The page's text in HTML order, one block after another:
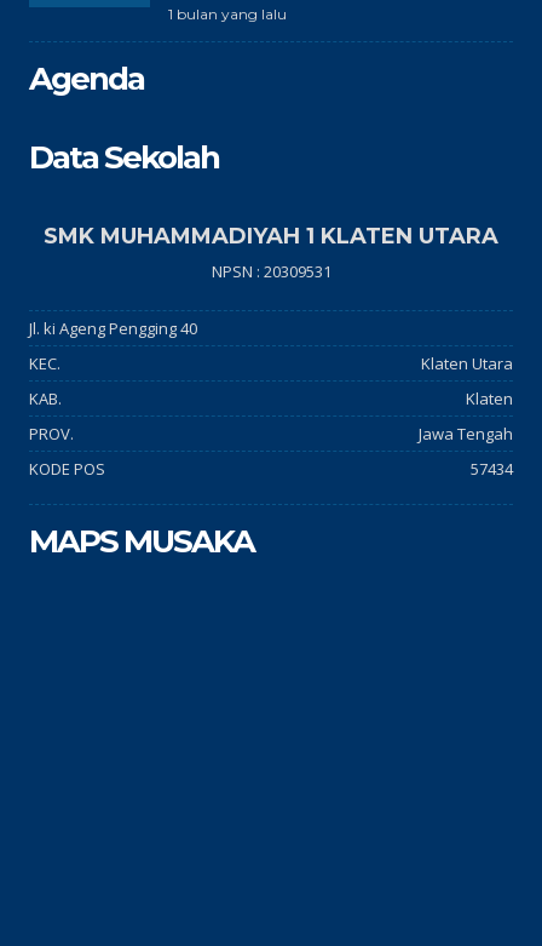
1 bulan yang lalu
Agenda
Data Sekolah
SMK MUHAMMADIYAH 1 KLATEN UTARA
NPSN : 20309531
Jl. ki Ageng Pengging 40
KEC.
Klaten Utara
KAB.
Klaten
PROV.
Jawa Tengah
KODE POS
57434
MAPS MUSAKA